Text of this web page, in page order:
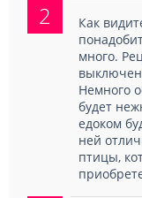
2
Как
много.
Немного
будет
едоком
ней
птицы,